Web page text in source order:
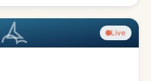
Live